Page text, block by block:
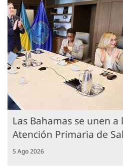
Las Bahamas se unen
Atención Primaria de
5 Ago 2026